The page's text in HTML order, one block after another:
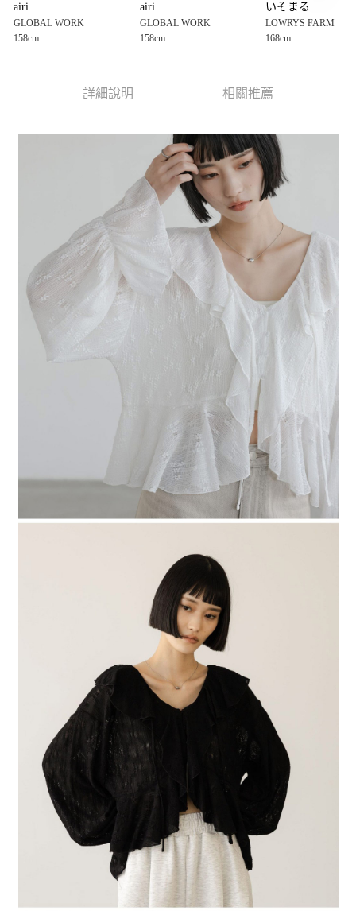
1.本服務由台灣大哥大提供，台灣大哥大用戶可立即使用無須另外申請。
2.付款方式選擇「大哥付你分期」，訂單成立後會自動跳轉到大哥付的交易
3.實際核准額度、可分期數及費用金額請依後續交易確認頁面所載為準。
4.訂單成立30分鐘內，如未前往確認交易或遇審核未通過，訂單將自動取
1.分期款項不併入電信帳單，「大哥付你分期」於每月結算日後寄送繳費提
2.透過簡訊連結打開帳單後，可選擇「超商條碼／台灣大直營門市／銀行轉
帳／街口支付／iPASS MONEY」等通路繳費。
【注意事項】
1.本服務係由「台灣大哥大股份有限公司」（以下簡稱本公司）所提供，讓
用戶於交易時，得透過本服務購買商品或服務，並由商店將買賣／分期付款
買賣價金債權讓與本公司後，依約使用本公司帳單繳交帳款。
2.基於同意付款使用「大哥付你分期」之契約關係目的，商店將以您的個人
資料（包含姓名、電話或地址）提供予台灣大哥大進項蒐集、處理及利用，
由本公司與您本人進行分期帳單所需資料之確認、核對及更正。
3.完整用戶服務條款，請詳閱以下連結：
https://oppay.tw/userRule
AFTEE先享後付
３．安心：先確認商品／服務後，再付款。
【「AFTEE先享後付」結帳流程】
１．於結帳方式選擇「AFTEE先享後付」後，將跳轉至「AFTEE先享後付」
結帳頁面，進行簡訊認證並確認金額後，即可完成結帳。
２．訂單成立數日內，您將收到繳費通知簡訊。
３．收到繳費通知簡訊後14天內，點擊此簡訊中的連結，可透過四大超商／
ATM／網路銀行／等多元方式進行付款，方視為交易完成。
※ 請注意：結帳手續完成當下不需立刻繳費，但若您需要取消訂單，請聯絡
購買商品的店家。未經商家同意取消之訂單仍視為有效，需透過AFTEE先享
後付繳納相關費用。
※ 交易是否成功請以「AFTEE先享後付 」之結帳頁面顯示為準，若有關於
是否繳費成功／繳費後需取消欲退款等相關疑問，請聯繫「AFTEE先享後付
客戶支援中心」
https://netprotections.freshdesk.com/support/home
１．透過由恩沛科技股份有限公司提供之「AFTEE先享後付」服務完成之交
易，需依本服務之必要範圍內提供個人資料，並將交易相關給付款項請求債
https://aftee.tw/terms/#terms3
３．未成年的使用者請事先徵得法定代理人或監護人之同意方可使用
「AFTEE先享後付」，若未經同意申辦者引起之損失，本公司不負相關責
４．使用「AFTEE先享後付」時，將依據個別帳號之用戶狀況，依本公司即
時審查核予不同之上限額度；若仍有額度不足之情形，本公司將視審查結果
５．嚴禁一人註冊多個帳號或使用他人資訊註冊。若發現惡意使用之情形，
恩沛科技股份有限公司將有權停止該用戶之使用額度並採取法律行動。
每筆NT$80，滿NT$888(含以上)免運費
每筆NT$80，滿NT$888(含以上)免運費
每筆NT$80，滿NT$1,500(含以上)免運費
付款後 7-11取貨
每筆NT$80，滿NT$1,500(含以上)免運費
宅配
每筆NT$80，滿NT$1,500(含以上)免運費
airi
GLOBAL WORK
158cm
airi
GLOBAL WORK
158cm
いそまる
LOWRYS FARM
168cm
詳細說明 相關推薦